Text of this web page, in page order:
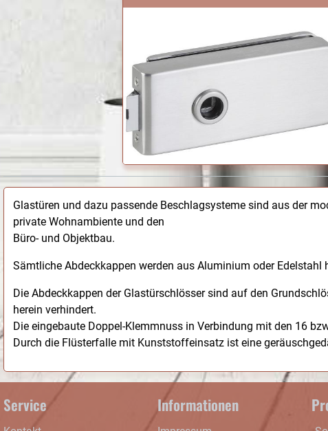
Glastüren und dazu passende Beschlagsysteme sind aus der
private Wohnambiente und den
Büro- und Objektbau.
Sämtliche Abdeckkappen werden aus Aluminium oder
Die Abdeckkappen der Glastürschlösser sind auf den
herein verhindert.
Die eingebaute Doppel-Klemmnuss in Verbindung mit den 16
Durch die Flüsterfalle mit Kunststoffeinsatz ist eine
Service Informationen